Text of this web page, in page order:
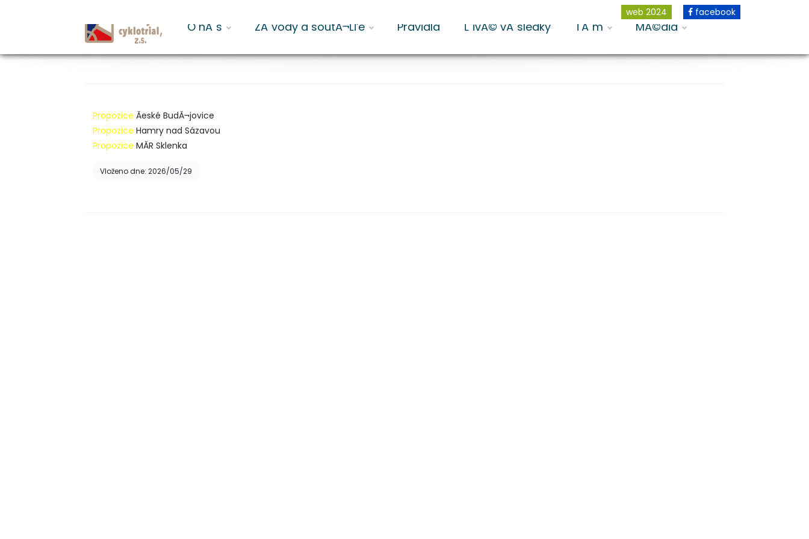
web 2024 facebook
O nĂˇs ZĂˇvody a soutĂ¬Ĺľe Pravidla Ĺ˝ivĂ© vĂ˝sledky TĂ˝m MĂ©dia
Propozice pro rok 2026
Propozice Ăeské BudĂ¬jovice
Propozice Hamry nad Sázavou
Propozice MĂR Sklenka
Vloženo dne: 2026/05/29